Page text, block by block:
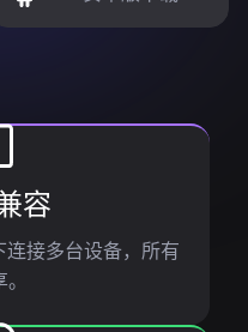
容
接多台设备，所有